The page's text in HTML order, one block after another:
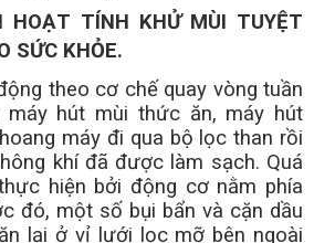
HOẠT TÍNH KHỬ MÙI TUYỆT
SỨC KHỎE.
theo cơ chế quay vòng tuần
máy hút mùi thức ăn, máy hút
máy đi qua bộ lọc than rồi
khí đã được làm sạch. Quá
hiện bởi động cơ nằm phía
đó, một số bụi bẩn và cặn dầu
lại ở vỉ lưới lọc mỡ bên ngoài